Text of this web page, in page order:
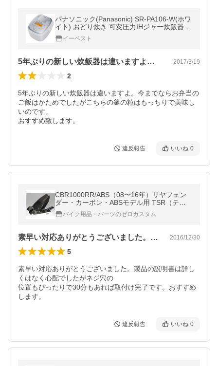
パナソニック(Panasonic) SR-PA106-W(ホワ
イト) おどり炊き 可変圧力IHジャー炊飯器 5.
5合 イーベスト
5年ぶりの新しい炊飯器は違いますよ。今… 2017/3/19
2
5年ぶりの新しい炊飯器は違いますよ。今までならお弁当の
ご飯はかためでしたがこちらの釜の粒はもっちりで美味し
いのです。
おすすめ致します。
違反報告 いいね 0
CBR1000RR/ABS（08〜16年）リヤフェン
ダー・カーボン・ABSモデル用 TSR（テク
ニカルスポーツ）
バイク用品・パーツのゼロカスタム
素早い対応ありがとうございました。製品… 2016/12/30
5
素早い対応ありがとうございました。製品の説明書は詳し
くはなく心配でしたがネジ穴の
位置もぴったりで30分もあれば取付け完了です。おすすめ
します。
違反報告 いいね 0